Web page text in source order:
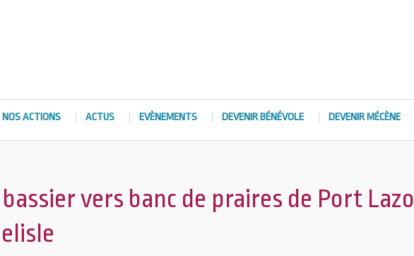
NOS ACTIONS ACTUS EVÈNEMENTS DEVENIR BÉNÉVOLE DEVENIR MÉCÈNE
vers banc de praires de Port Lazo